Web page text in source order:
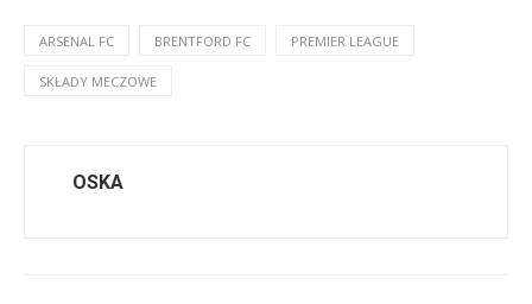
ARSENAL FC BRENTFORD FC PREMIER LEAGUE
SKŁADY MECZOWE
OSKA